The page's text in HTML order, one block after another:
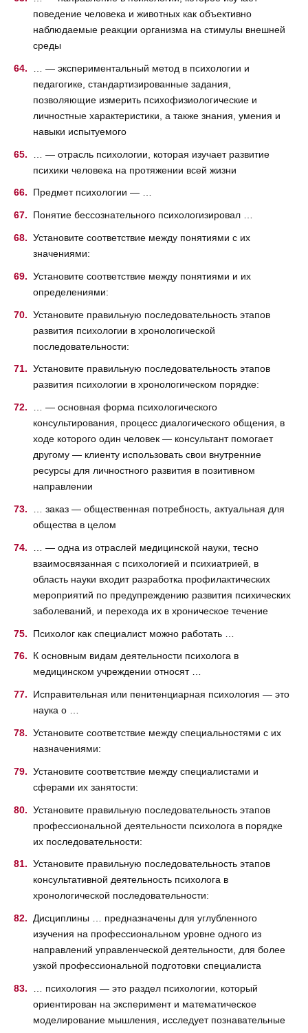
поведение человека и животных как объективно
наблюдаемые реакции организма на стимулы внешней
среды
… — экспериментальный метод в психологии и
педагогике, стандартизированные задания,
позволяющие измерить психофизиологические и
личностные характеристики, а также знания, умения и
навыки испытуемого
… — отрасль психологии, которая изучает развитие
психики человека на протяжении всей жизни
Предмет психологии — …
Понятие бессознательного психологизировал …
Установите соответствие между понятиями с их
значениями:
Установите соответствие между понятиями и их
определениями:
Установите правильную последовательность этапов
развития психологии в хронологической
последовательности:
Установите правильную последовательность этапов
развития психологии в хронологическом порядке:
… — основная форма психологического
консультирования, процесс диалогического общения, в
ходе которого один человек — консультант помогает
другому — клиенту использовать свои внутренние
ресурсы для личностного развития в позитивном
направлении
… заказ — общественная потребность, актуальная для
общества в целом
… — одна из отраслей медицинской науки, тесно
взаимосвязанная с психологией и психиатрией, в
область науки входит разработка профилактических
мероприятий по предупреждению развития психических
заболеваний, и перехода их в хроническое течение
Психолог как специалист можно работать …
К основным видам деятельности психолога в
медицинском учреждении относят …
Исправительная или пенитенциарная психология — это
наука о …
Установите соответствие между специальностями с их
назначениями:
Установите соответствие между специалистами и
сферами их занятости:
Установите правильную последовательность этапов
профессиональной деятельности психолога в порядке
их последовательности:
Установите правильную последовательность этапов
консультативной деятельность психолога в
хронологической последовательности:
Дисциплины … предназначены для углубленного
изучения на профессиональном уровне одного из
направлений управленческой деятельности, для более
узкой профессиональной подготовки специалиста
… психология — это раздел психологии, который
ориентирован на эксперимент и математическое
моделирование мышления, исследует познавательные